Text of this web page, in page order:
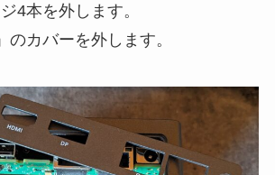
4本を外します。
のカバーを外します。